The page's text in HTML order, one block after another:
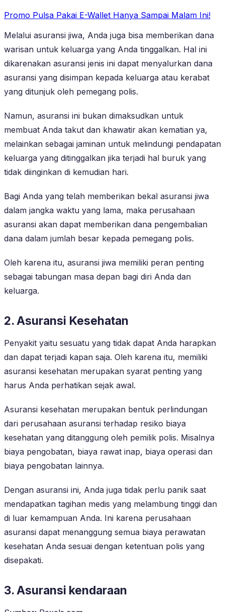
Promo Pulsa Pakai E-Wallet Hanya Sampai Malam Ini!
Melalui asuransi jiwa, Anda juga bisa memberikan dana
warisan untuk keluarga yang Anda tinggalkan. Hal ini
dikarenakan asuransi jenis ini dapat menyalurkan dana
asuransi yang disimpan kepada keluarga atau kerabat
yang ditunjuk oleh pemegang polis.
Namun, asuransi ini bukan dimaksudkan untuk
membuat Anda takut dan khawatir akan kematian ya,
melainkan sebagai jaminan untuk melindungi pendapatan
keluarga yang ditinggalkan jika terjadi hal buruk yang
tidak diinginkan di kemudian hari.
Bagi Anda yang telah memberikan bekal asuransi jiwa
dalam jangka waktu yang lama, maka perusahaan
asuransi akan dapat memberikan dana pengembalian
dana dalam jumlah besar kepada pemegang polis.
Oleh karena itu, asuransi jiwa memiliki peran penting
sebagai tabungan masa depan bagi diri Anda dan
keluarga.
2. Asuransi Kesehatan
Penyakit yaitu sesuatu yang tidak dapat Anda harapkan
dan dapat terjadi kapan saja. Oleh karena itu, memiliki
asuransi kesehatan merupakan syarat penting yang
harus Anda perhatikan sejak awal.
Asuransi kesehatan merupakan bentuk perlindungan
dari perusahaan asuransi terhadap resiko biaya
kesehatan yang ditanggung oleh pemilik polis. Misalnya
biaya pengobatan, biaya rawat inap, biaya operasi dan
biaya pengobatan lainnya.
Dengan asuransi ini, Anda juga tidak perlu panik saat
mendapatkan tagihan medis yang melambung tinggi dan
di luar kemampuan Anda. Ini karena perusahaan
asuransi dapat menanggung semua biaya perawatan
kesehatan Anda sesuai dengan ketentuan polis yang
disepakati.
3. Asuransi kendaraan